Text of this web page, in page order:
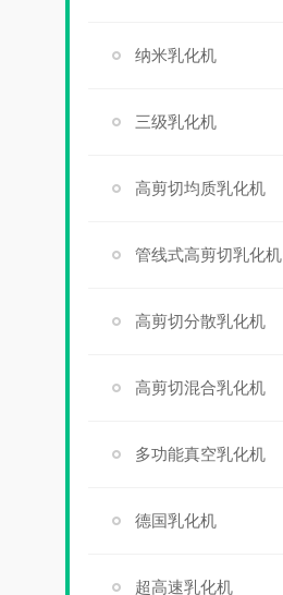
纳米乳化机
三级乳化机
高剪切均质乳化机
管线式高剪切乳化机
高剪切分散乳化机
高剪切混合乳化机
多功能真空乳化机
德国乳化机
超高速乳化机